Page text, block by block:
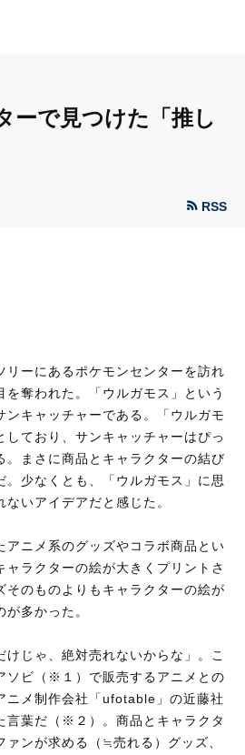
ーで見つけた「推し
RSS
リーにあるポケモンセンターを訪れ
を奪われた。「ウルガモス」という
ンキャッチャーである。「ウルガモ
しており、サンキャッチャーはぴっ
。まさに商品とキャラクターの結び
。少なくとも、「ウルガモス」に思
いアイデアだと感じた。
アニメ系のグッズやコラボ商品とい
ャラクターの絵が大きくプリントさ
そのものよりもキャラクターの絵が
多かった。
けじゃ、絶対売れないからな」。こ
ビ（※１）で販売するアニメとの
ニメ制作会社「ufotable」の近藤社
言葉だ（※２）。商品とキャラクタ
ァンが求める（≒売れる）グッズ、